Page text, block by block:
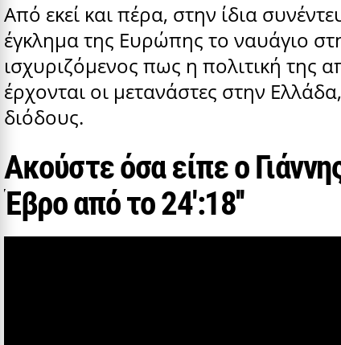
Από εκεί και πέρα, στην ίδια
έγκλημα της Ευρώπης το ναυάγιο
ισχυριζόμενος πως η πολιτική
έρχονται οι μετανάστες στην
διόδους.
Ακούστε όσα είπε ο
Έβρο από το 24':18''